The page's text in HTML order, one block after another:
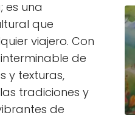
es una
que
viajero. Con
de
y texturas,
tradiciones y
de